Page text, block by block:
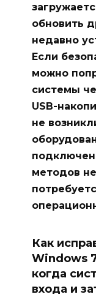
обновить
недавно
Если
можно
системы
USB-
не
методов
Как
Windows
когда
входа и